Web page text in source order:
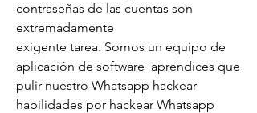
contraseñas de las cuentas son
extremadamente
exigente tarea. Somos un equipo de
aplicación de software  aprendices que
pulir nuestro Whatsapp hackear
habilidades por hackear Whatsapp